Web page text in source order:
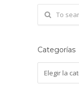
Categorías